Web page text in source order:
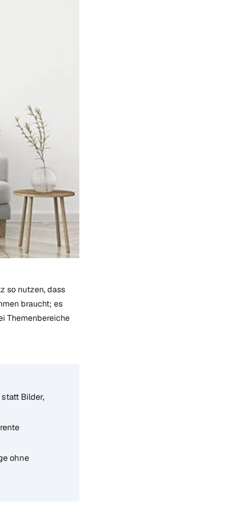
so nutzen, dass
braucht; es
Themenbereiche
Bilder,
ohne